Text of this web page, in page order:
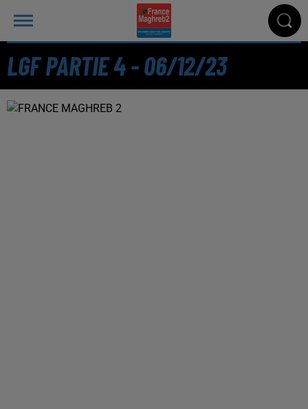
LGF PARTIE 4 - 06/12/23